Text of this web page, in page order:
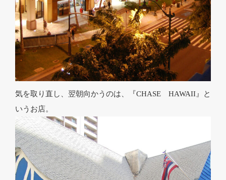
気を取り直し、翌朝向かうのは、『CHASE HAWAII』と
いうお店。